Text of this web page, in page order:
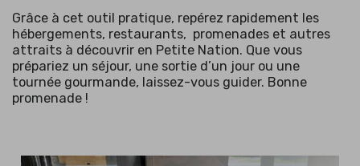
Grâce à cet outil pratique, repérez rapidement les
hébergements, restaurants, promenades et autres
attraits à découvrir en Petite Nation. Que vous
prépariez un séjour, une sortie d’un jour ou une
tournée gourmande, laissez-vous guider. Bonne
promenade !